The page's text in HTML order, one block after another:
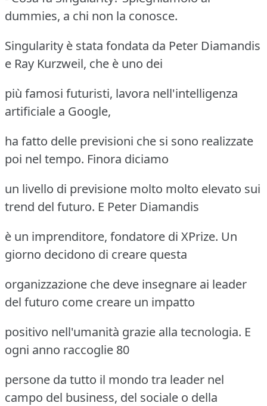
dummies, a chi non la conosce.
Singularity è stata fondata da Peter Diamandis
e Ray Kurzweil, che è uno dei
più famosi futuristi, lavora nell'intelligenza
artificiale a Google,
ha fatto delle previsioni che si sono realizzate
poi nel tempo. Finora diciamo
un livello di previsione molto molto elevato sui
trend del futuro. E Peter Diamandis
è un imprenditore, fondatore di XPrize. Un
giorno decidono di creare questa
organizzazione che deve insegnare ai leader
del futuro come creare un impatto
positivo nell'umanità grazie alla tecnologia. E
ogni anno raccoglie 80
persone da tutto il mondo tra leader nel
campo del business, del sociale o della